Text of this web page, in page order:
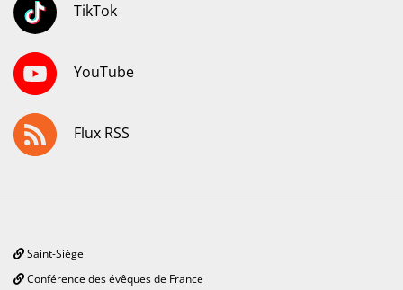
TikTok
YouTube
Flux RSS
Saint-Siège
Conférence des évêques de France